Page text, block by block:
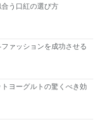
う口紅の選び方
ァッションを成功させる
ヨーグルトの驚くべき効